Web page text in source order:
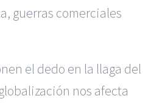
guerras comerciales
el dedo en la llaga del
nos afecta